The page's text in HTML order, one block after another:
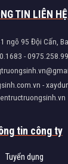
TIN LIÊN HỆ
ngõ 95 Đội Cấn,
-
-
tin công ty
Tuyển dụng